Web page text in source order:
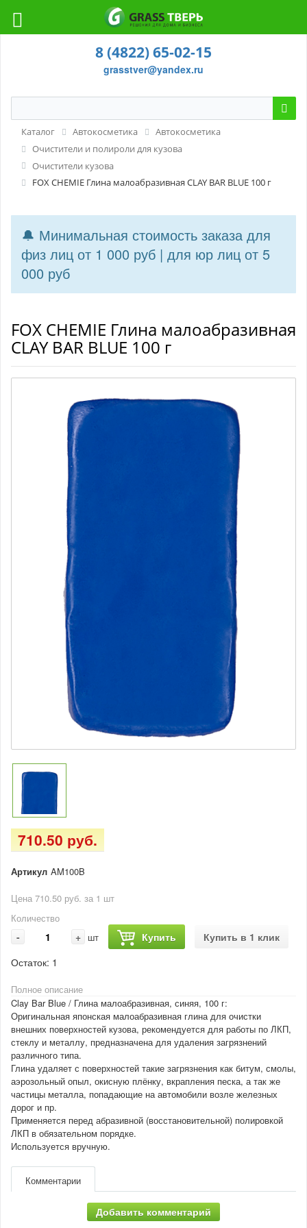
8 (4822) 65-02-15
grasstver@yandex.ru
Каталог Автокосметика
Автокосметика
Очистители и полироли для кузова
Очистители кузова
FOX CHEMIE Глина малоабразивная CLAY BAR BLUE 100 г
🔔 Минимальная стоимость заказа для
физ лиц от 1 000 руб | для юр лиц от 5
000 руб
FOX CHEMIE Глина малоабразивная
CLAY BAR BLUE 100 г
710.50 руб.
Артикул AM100B
Цена 710.50 руб. за 1 шт
Количество
- + шт Купить
Купить в 1 клик
Остаток: 1
Полное описание
Clay Bar Blue / Глина малоабразивная, синяя, 100 г:
Оригинальная японская малоабразивная глина для очистки
внешних поверхностей кузова, рекомендуется для работы по ЛКП,
стеклу и металлу, предназначена для удаления загрязнений
различного типа.
Глина удаляет с поверхностей такие загрязнения как битум, смолы,
аэрозольный опыл, окисную плёнку, вкрапления песка, а так же
частицы металла, попадающие на автомобили возле железных
дорог и пр.
Применяется перед абразивной (восстановительной) полировкой
ЛКП в обязательном порядке.
Используется вручную.
Комментарии
Добавить комментарий